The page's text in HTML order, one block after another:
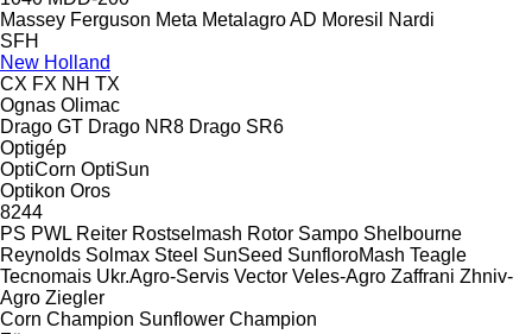
Massey Ferguson Meta Metalagro AD Moresil
Nardi
SFH
New Holland
CX FX NH TX
Ognas Olimac
Drago GT Drago NR8 Drago SR6
Optigép
OptiCorn OptiSun
Optikon Oros
8244
PS PWL Reiter Rostselmash Rotor Sampo Shelbourne
Reynolds Solmax Steel SunSeed SunfloroMash Teagle
Tecnomais Ukr.Agro-Servis Vector Veles-Agro Zaffrani Zhniv-
Agro Ziegler
Corn Champion Sunflower Champion